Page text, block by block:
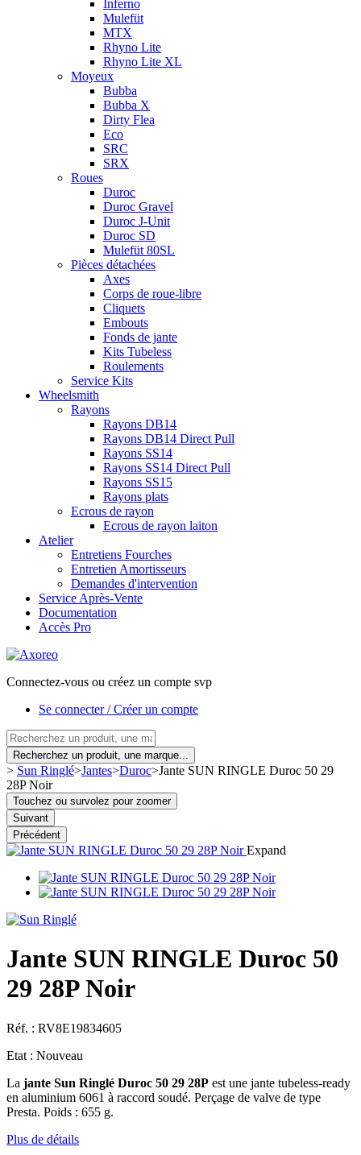
Inferno
Mulefüt
MTX
Rhyno Lite
Rhyno Lite XL
Moyeux
Bubba
Bubba X
Dirty Flea
Eco
SRC
SRX
Roues
Duroc
Duroc Gravel
Duroc J-Unit
Duroc SD
Mulefüt 80SL
Pièces détachées
Axes
Corps de roue-libre
Cliquets
Embouts
Fonds de jante
Kits Tubeless
Roulements
Service Kits
Wheelsmith
Rayons
Rayons DB14
Rayons DB14 Direct Pull
Rayons SS14
Rayons SS14 Direct Pull
Rayons SS15
Rayons plats
Ecrous de rayon
Ecrous de rayon laiton
Atelier
Entretiens Fourches
Entretien Amortisseurs
Demandes d'intervention
Service Après-Vente
Documentation
Accès Pro
Connectez-vous ou créez un compte svp
Se connecter / Créer un compte
Recherchez un produit, une marque...
> Sun Ringlé>Jantes>Duroc>Jante SUN RINGLE Duroc 50 29
28P Noir
Touchez ou survolez pour zoomer
Suivant
Précédent
Expand
Jante SUN RINGLE Duroc 50
29 28P Noir
Réf. : RV8E19834605
Etat : Nouveau
La jante Sun Ringlé Duroc 50 29 28P est une jante tubeless-ready
en aluminium 6061 à raccord soudé. Perçage de valve de type
Presta. Poids : 655 g.
Plus de détails